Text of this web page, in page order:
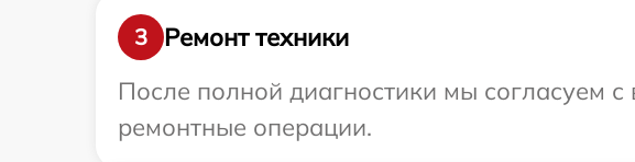
3
Ремонт техники
После полной диагностики мы согласуем
ремонтные операции.